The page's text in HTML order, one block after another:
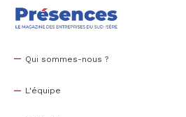
Qui sommes-nous ?
L'équipe